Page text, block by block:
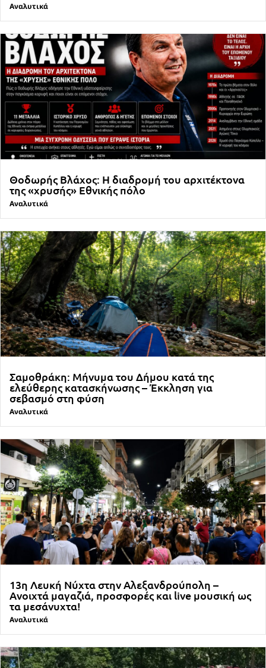
Αναλυτικά
Θοδωρής Βλάχος: Η διαδρομή του αρχιτέκτονα
της «χρυσής» Εθνικής πόλο
Αναλυτικά
Σαμοθράκη: Μήνυμα του Δήμου κατά της
ελεύθερης κατασκήνωσης – Έκκληση για
σεβασμό στη φύση
Αναλυτικά
13η Λευκή Νύχτα στην Αλεξανδρούπολη –
Ανοιχτά μαγαζιά, προσφορές και live μουσική ως
τα μεσάνυχτα!
Αναλυτικά